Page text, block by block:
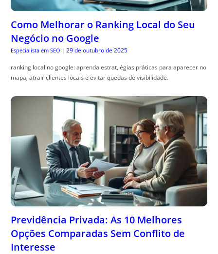
Como Melhorar o Ranking Local do Seu
Negócio no Google
Especialista em SEO | 29 de outubro de 2025
ranking local no google: aprenda estrat, égias práticas para aparecer no
mapa, atrair clientes locais e evitar quedas de visibilidade.
Previdência Privada: As 10 Melhores
Opções Comparadas Sem Conflito de
Interesse